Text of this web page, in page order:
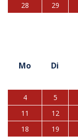
28
29
Mo
Di
4
5
11
12
18
19